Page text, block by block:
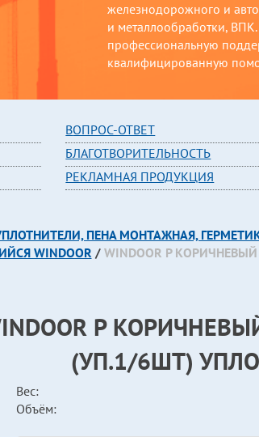
железнодорожного и
и металлообработки,
профессиональную
квалифицированную
ВОПРОС-ОТВЕТ
БЛАГОТВОРИТЕЛЬНОСТЬ
РЕКЛАМНАЯ ПРОДУКЦИЯ
ПЕНА МОНТАЖНАЯ,
WINDOOR/WINDOOR P
P
(УП.1/6ШТ)
Вес:
Объём: